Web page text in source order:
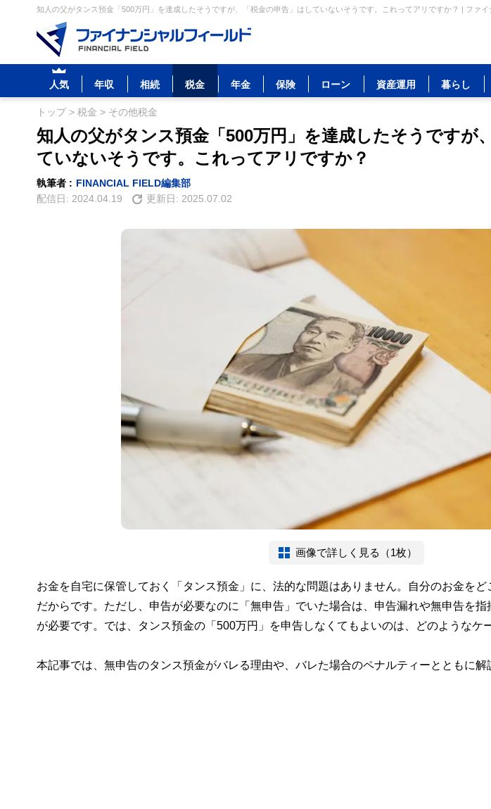
知人の父がタンス預金「500万円」を達成したそうですが、「税金の申告」はしていないそうです。これってアリですか？ | ファイ
人気 年収 相続 税金 年金 保険 ローン 資産運用 暮らし
トップ> 税金 > その他税金
知人の父がタンス預金「500万円」を達成したそうですが
ていないそうです。これってアリですか？
執筆者 : FINANCIAL FIELD編集部
配信日: 2024.04.19 更新日: 2025.07.02
画像で詳しく見る（1枚）
お金を自宅に保管しておく「タンス預金」に、法的な問題はありません。自分のお金を
だからです。ただし、申告が必要なのに「無申告」でいた場合は、申告漏れや無申告を
が必要です。では、タンス預金の「500万円」を申告しなくてもよいのは、どのようなケ
本記事では、無申告のタンス預金がバレる理由や、バレた場合のペナルティーとともに解